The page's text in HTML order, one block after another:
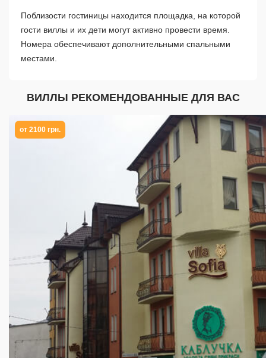
Поблизости гостиницы находится площадка, на которой
гости виллы и их дети могут активно провести время.
Номера обеспечивают дополнительными спальными
местами.
ВИЛЛЫ РЕКОМЕНДОВАННЫЕ ДЛЯ ВАС
от 2100 грн.